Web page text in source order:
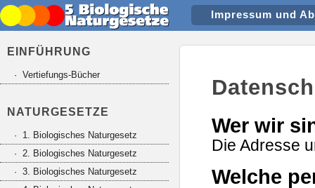
Impressum und
EINFÜHRUNG
· Vertiefungs-Bücher
NATURGESETZE
· 1. Biologisches Naturgesetz
· 2. Biologisches Naturgesetz
· 3. Biologisches Naturgesetz
Wer wir
Die Adresse
Welche